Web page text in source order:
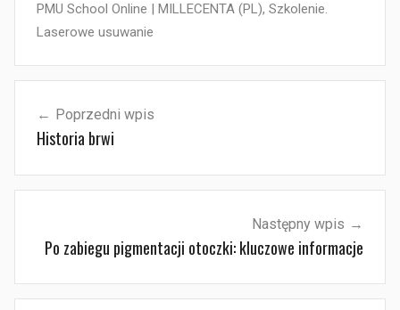
PMU School Online | MILLECENTA (PL), Szkolenie.
Laserowe usuwanie
wpisuPoprzedni wpis
Historia brwi
Następny wpis
Po zabiegu pigmentacji otoczki: kluczowe informacje